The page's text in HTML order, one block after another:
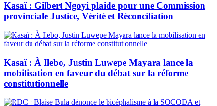
Kasaï : Gilbert Ngoyi plaide pour une Commission
provinciale Justice, Vérité et Réconciliation
Kasaï : À Ilebo, Justin Luwepe Mayara lance la
mobilisation en faveur du débat sur la réforme
constitutionnelle